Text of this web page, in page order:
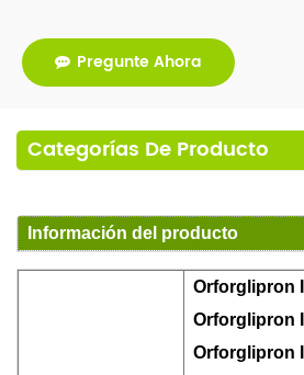
Pregunte Ahora
Categorías De Producto
Información del producto
Orforglipron
Orforglipron
Orforglipron